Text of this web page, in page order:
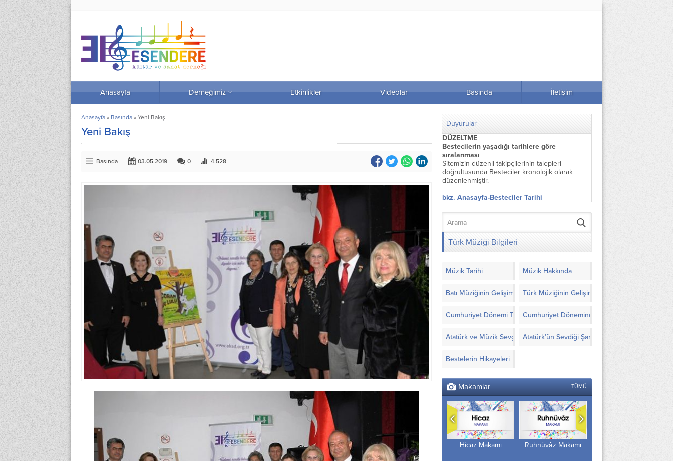
Anasayfa Derneğimiz Etkinlikler Videolar Basında İletişim
Anasayfa » Basında » Yeni Bakış
Yeni Bakış
Basında 03.05.2019 0 4.528
Duyurular
DÜZELTME
Bestecilerin yaşadığı tarihlere göre
sıralanması
Sitemizin düzenli takipçilerinin talepleri
doğrultusunda Besteciler kronolojik olarak
düzenlenmiştir.
bkz. Anasayfa-Besteciler Tarihi
Türk Müziği Bilgileri
Müzik Tarihi Müzik Hakkında
Batı Müziğinin Gelişimi Türk Müziğinin Gelişimi
Cumhuriyet Dönemi Türk Müziği’nde Yapılanlar
Cumhuriyet Döneminde Türk Müziği İçin
Atatürk ve Müzik Sevgisi Atatürk’ün Sevdiği Şarkılar ve Notaları
Bestelerin Hikayeleri
Makamlar TÜMÜ
Nişâbûrek Makamı Acem Makamı Hicaz Makamı Ruhnüvâz Makamı Gülizâr Makamı